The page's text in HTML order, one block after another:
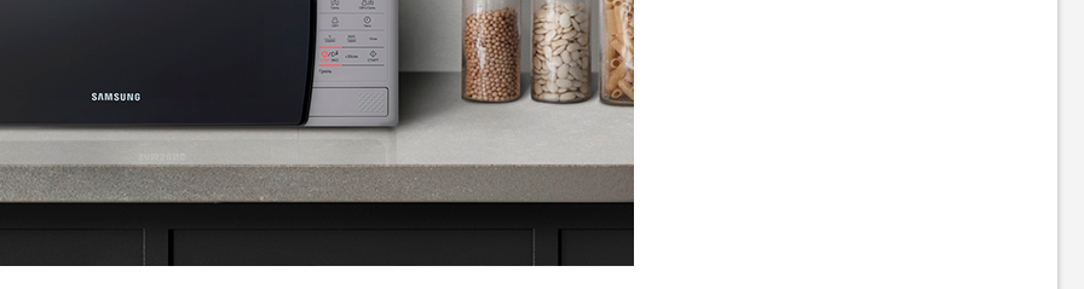
4 019грн
3 209грн 4 339грн